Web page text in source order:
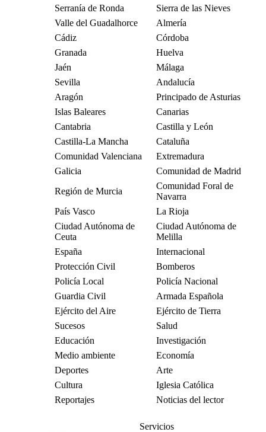
Serranía de Ronda
Sierra de las Nieves
Valle del Guadalhorce
Almería
Cádiz
Córdoba
Granada
Huelva
Jaén
Málaga
Sevilla
Andalucía
Aragón
Principado de Asturias
Islas Baleares
Canarias
Cantabria
Castilla y León
Castilla-La Mancha
Cataluña
Comunidad Valenciana
Extremadura
Galicia
Comunidad de Madrid
Región de Murcia
Comunidad Foral de
Navarra
País Vasco
La Rioja
Ciudad Autónoma de
Ceuta
Ciudad Autónoma de
Melilla
España
Internacional
Protección Civil
Bomberos
Policía Local
Policía Nacional
Guardia Civil
Armada Española
Ejército del Aire
Ejército de Tierra
Sucesos
Salud
Educación
Investigación
Medio ambiente
Economía
Deportes
Arte
Cultura
Iglesia Católica
Reportajes
Noticias del lector
Servicios